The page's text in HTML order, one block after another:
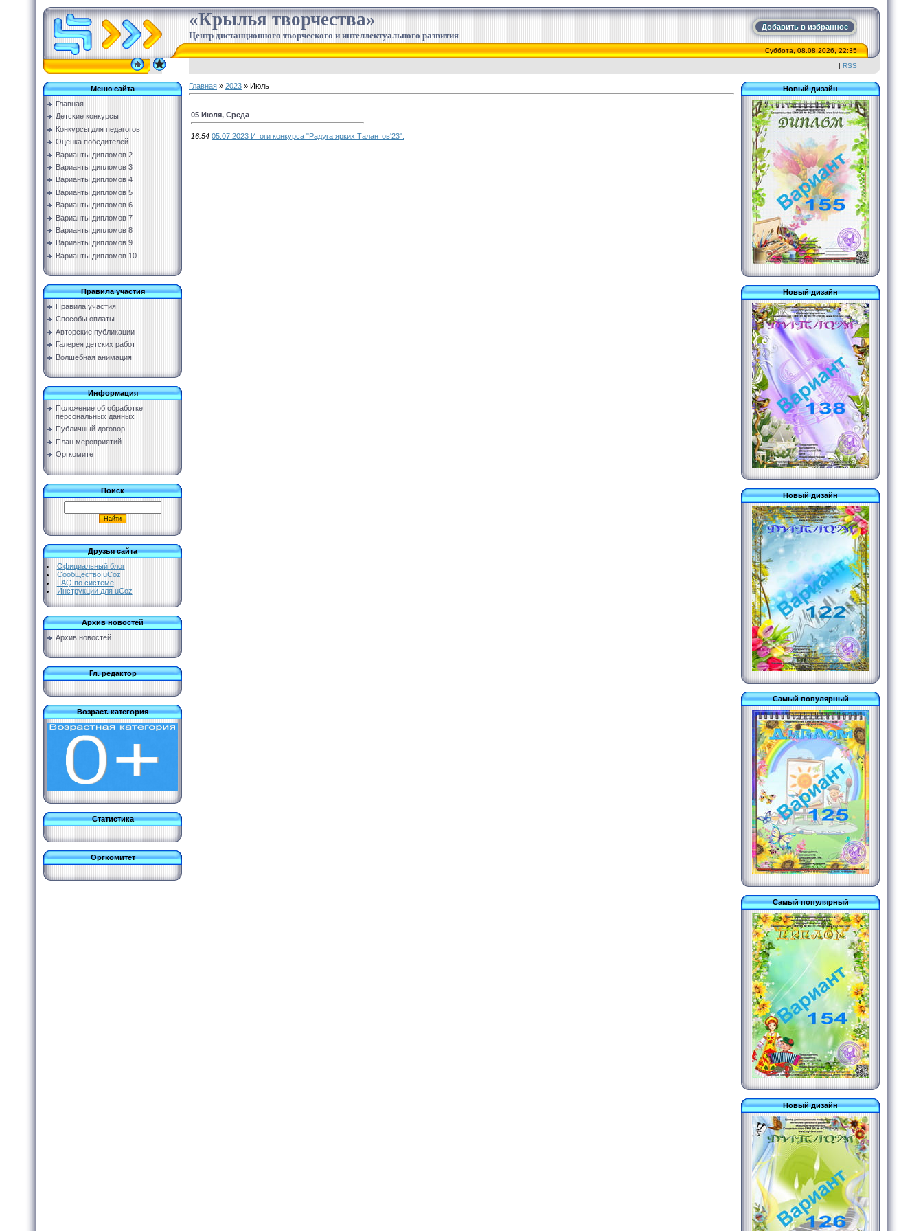
Добавить в избранное
«Крылья творчества»
Центр дистанционного творческого и интеллектуального развития
Суббота, 08.08.2026, 22:35
| RSS
Меню сайта
Главная
Детские конкурсы
Конкурсы для педагогов
Оценка победителей
Варианты дипломов 2
Варианты дипломов 3
Варианты дипломов 4
Варианты дипломов 5
Варианты дипломов 6
Варианты дипломов 7
Варианты дипломов 8
Варианты дипломов 9
Варианты дипломов 10
Правила участия
Правила участия
Способы оплаты
Авторские публикации
Галерея детских работ
Волшебная анимация
Информация
Положение об обработке
персональных данных
Публичный договор
План мероприятий
Оргкомитет
Поиск
Друзья сайта
Официальный блог
Сообщество uCoz
FAQ по системе
Инструкции для uCoz
Архив новостей
Архив новостей
Гл. редактор
Возраст. категория
Статистика
Оргкомитет
Главная » 2023 » Июль
05 Июля, Среда
16:54 05.07.2023 Итоги конкурса "Радуга ярких Талантов'23".
Новый дизайн
Новый дизайн
Новый дизайн
Самый популярный
Самый популярный
Новый дизайн